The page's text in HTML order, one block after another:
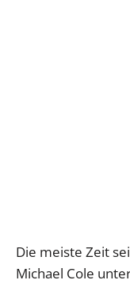
Die meiste Zeit
Michael Cole